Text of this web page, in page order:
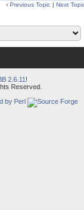
‹ Previous Topic | Next
2.6.11 !
Reserved.